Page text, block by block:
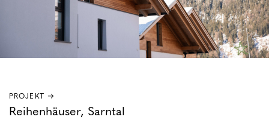
PROJEKT →
Reihenhäuser, Sarntal